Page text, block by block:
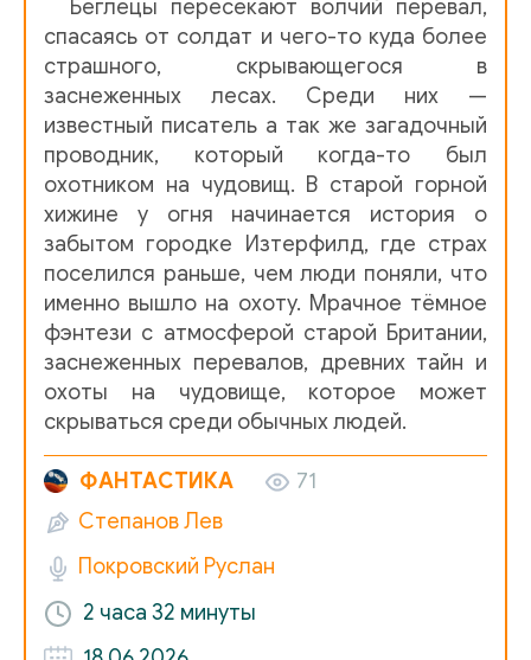
Беглецы пересекают волчий перевал,
спасаясь от солдат и чего-то куда более
страшного, скрывающегося в
заснеженных лесах. Среди них —
известный писатель а так же загадочный
проводник, который когда-то был
охотником на чудовищ. В старой горной
хижине у огня начинается история о
забытом городке Изтерфилд, где страх
поселился раньше, чем люди поняли, что
именно вышло на охоту. Мрачное тёмное
фэнтези с атмосферой старой Британии,
заснеженных перевалов, древних тайн и
охоты на чудовище, которое может
скрываться среди обычных людей.
ФАНТАСТИКА
71
Степанов Лев
Покровский Руслан
2 часа 32 минуты